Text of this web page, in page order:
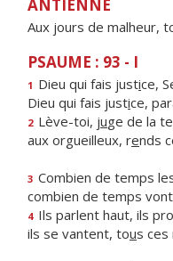
ANTIENNE
Aux jours de malheur,
PSAUME : 93 - I
1 Dieu qui fais justice,
Dieu qui fais justice,
2 Lève-toi, juge de la
aux orgueilleux, rends
3 Combien de temps
combien de temps
4 Ils parlent haut, ils
ils se vantent, tous ces